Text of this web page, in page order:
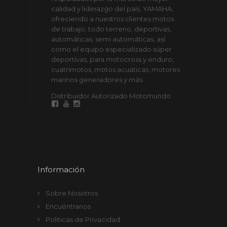
COTIZAR EN LÍNEA
calidad y liderazgo del país, YAMAHA,
ofreciendo a nuestros clientes motos
de trabajo, todo terreno, deportivas,
automáticas, semi automáticas, así
como el equipo especializado súper
deportivas, para motocross y enduro,
cuatrimotos, motos acuaticas, motores
marinos generadores y más.
Distribuidor Autorizado Motomundo
Información
Sobre Nosotros
Encuéntranos
Politicas de Privacidad